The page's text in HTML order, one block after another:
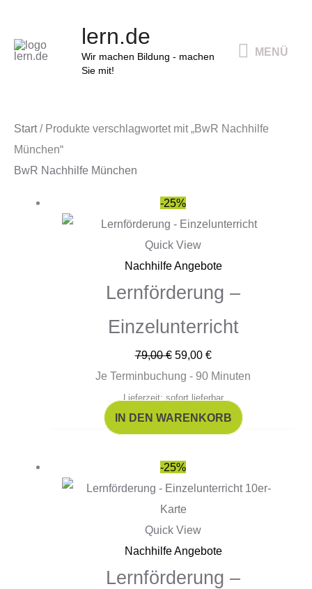
springen
lern.de
Wir machen Bildung - machen
Sie mit!
MENÜ
Start/ Produkte verschlagwortet mit „BwR Nachhilfe
München“
BwR Nachhilfe München
-25%
Quick View
Nachhilfe Angebote
Lernförderung –
Einzelunterricht
79,00€
Ursprünglicher
Preis
war:
79,00 €
59,00 €
Preis
59,00 €.
Je Terminbuchung - 90 Minuten
Lieferzeit: sofort lieferbar
IN DEN WARENKORB
-25%
Quick View
Nachhilfe Angebote
Lernförderung –
Ursprünglicher
Preis
war:
790,00 €
Preis